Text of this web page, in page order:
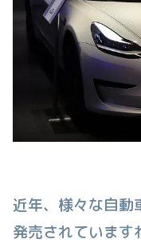
近年、様々な自動
発売されています